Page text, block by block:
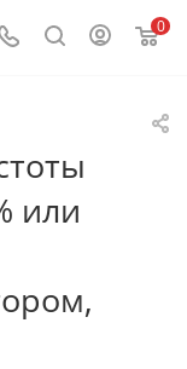
0
или